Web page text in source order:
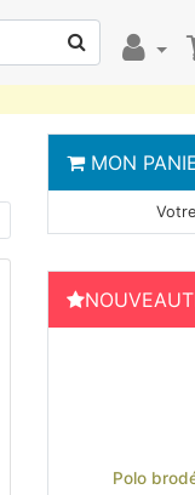
MON
Polo
Previous